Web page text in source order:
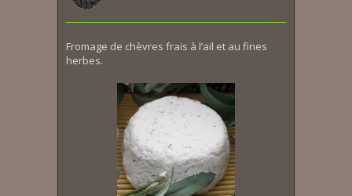
Fromage de chèvres frais à l’ail et au fines
herbes.